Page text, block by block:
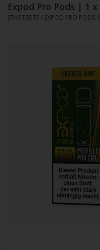
Expod Pro Pods | 1
STARTSEITE / EXPOD PRO PODS